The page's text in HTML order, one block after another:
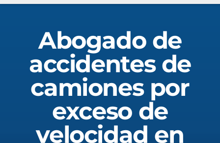
Abogado de
accidentes de
camiones por
exceso de
velocidad en